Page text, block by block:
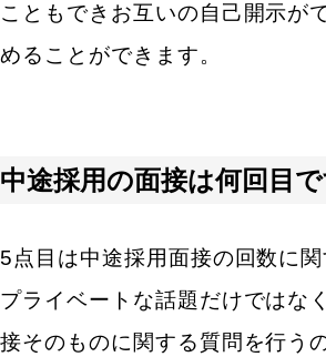
キーワードから記事を検索
検索する
グローバル・語学力
語学レベルを教えてください。
グローバルで活躍する人材に求
キャリアや働き方など希望を聞く
数年後（3～5年後）のキャリア
将来、仕事で絶対に成し遂げた
こともできお互いの自己開示が
めることができます。
中途採用の面接は何回目
5点目は中途採用面接の回数に関
プライベートな話題だけではな
接そのものに関する質問を行う